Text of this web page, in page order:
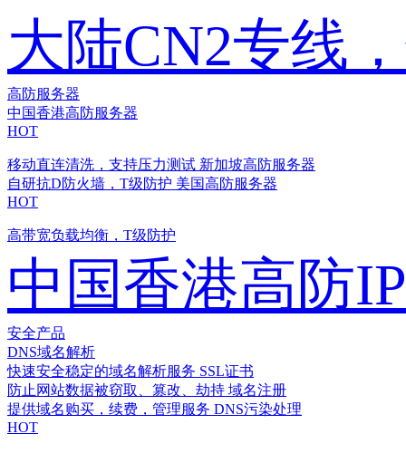
大陆CN2专线
高防服务器
中国香港高防服务器
HOT
移动直连清洗，支持压力测试 新加坡高防服务器
自研抗D防火墙，T级防护 美国高防服务器
HOT
高带宽负载均衡，T级防护
中国香港高防IP
安全产品
DNS域名解析
快速安全稳定的域名解析服务 SSL证书
防止网站数据被窃取、篡改、劫持 域名注册
提供域名购买，续费，管理服务 DNS污染处理
HOT